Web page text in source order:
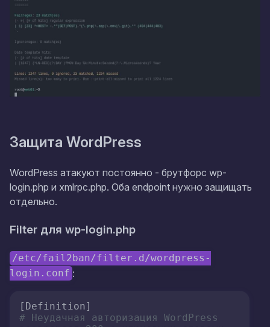
Защита WordPress
WordPress атакуют постоянно - брутфорс wp-
login.php и xmlrpc.php. Оба endpoint нужно защищать
отдельно.
Filter для wp-login.php
/etc/fail2ban/filter.d/wordpress-
login.conf :
# Неудачная авторизация WordPress